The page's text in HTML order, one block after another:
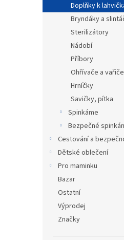
Doplňky k
Bryndáky a
Sterilizátory
Nádobí
Příbory
Ohřívače a vařiče
Hrníčky
Savičky, pítka
Spinkáme
Bezpečné
Cestování a
Dětské oblečení
Pro maminku
Bazar
Ostatní
Výprodej
Značky